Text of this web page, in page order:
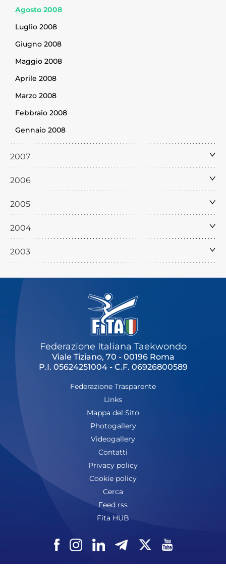
Agosto 2008
Luglio 2008
Giugno 2008
Maggio 2008
Aprile 2008
Marzo 2008
Febbraio 2008
Gennaio 2008
2007
2006
2005
2004
2003
Federazione Italiana Taekwondo
Viale Tiziano, 70 - 00196 Roma
P.I. 05624251004 - C.F. 06926800589
Federazione Trasparente
Links
Mappa del Sito
Photogallery
Videogallery
Contatti
Privacy policy
Cookie policy
Cerca
Feed rss
Fita HUB